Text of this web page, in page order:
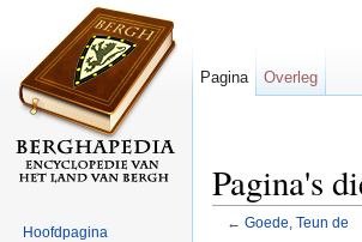
Pagina's
← Goede, Teun de
Pagina Overleg
Hoofdpagina